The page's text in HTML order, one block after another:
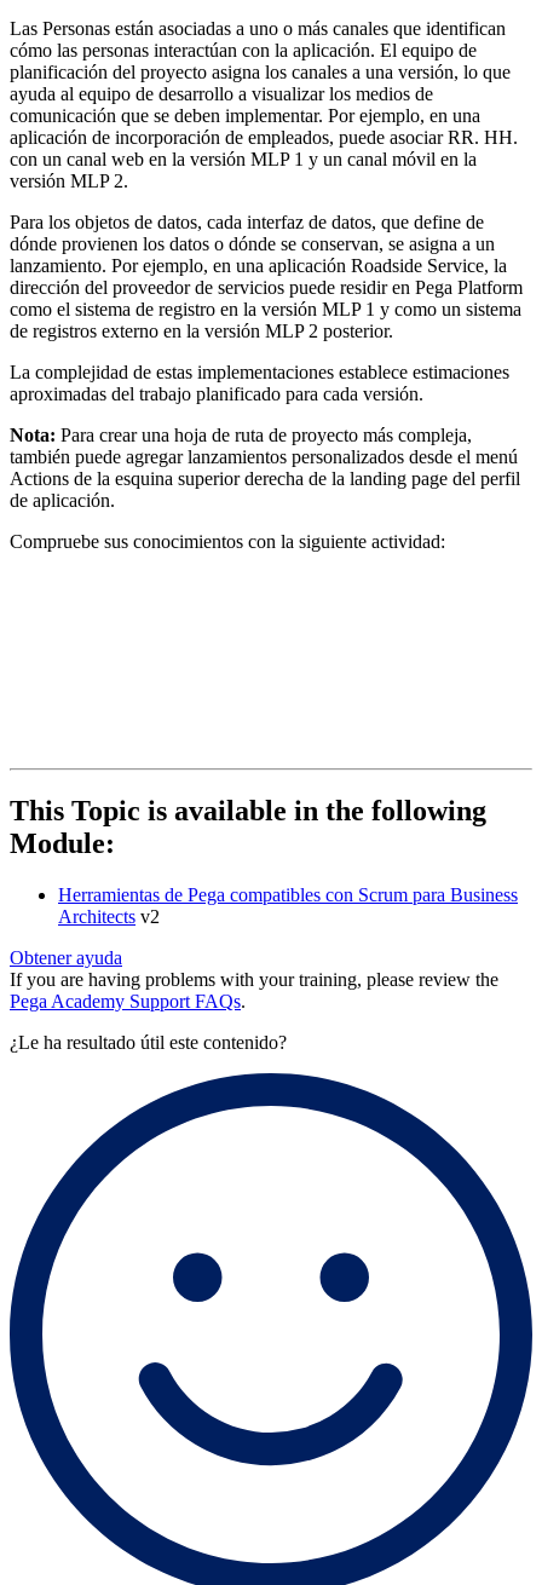
Las Personas están asociadas a uno o más canales que identifican
cómo las personas interactúan con la aplicación. El equipo de
planificación del proyecto asigna los canales a una versión, lo que
ayuda al equipo de desarrollo a visualizar los medios de
comunicación que se deben implementar. Por ejemplo, en una
aplicación de incorporación de empleados, puede asociar RR. HH.
con un canal web en la versión MLP 1 y un canal móvil en la
versión MLP 2.
Para los objetos de datos, cada interfaz de datos, que define de
dónde provienen los datos o dónde se conservan, se asigna a un
lanzamiento. Por ejemplo, en una aplicación Roadside Service, la
dirección del proveedor de servicios puede residir en Pega Platform
como el sistema de registro en la versión MLP 1 y como un sistema
de registros externo en la versión MLP 2 posterior.
La complejidad de estas implementaciones establece estimaciones
aproximadas del trabajo planificado para cada versión.
Nota: Para crear una hoja de ruta de proyecto más compleja,
también puede agregar lanzamientos personalizados desde el menú
Actions de la esquina superior derecha de la landing page del perfil
de aplicación.
Compruebe sus conocimientos con la siguiente actividad:
This Topic is available in the following
Module:
Herramientas de Pega compatibles con Scrum para Business
Architects v2
Obtener ayuda
If you are having problems with your training, please review the
Pega Academy Support FAQs.
¿Le ha resultado útil este contenido?